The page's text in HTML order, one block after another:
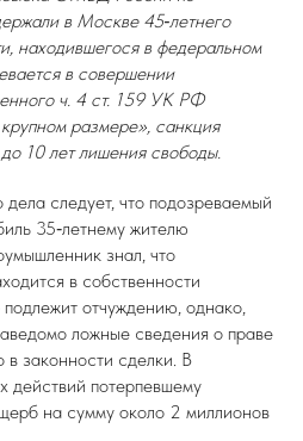
в Москве 45‑летнего
находившегося в федеральном
в совершении
ч. 4 ст. 159 УК РФ
размере», санкция
10 лет лишения свободы.
следует, что подозреваемый
35‑летнему жителю
знал, что
в собственности
отчуждению, однако,
ложные сведения о праве
в законности сделки. В
действий потерпевшему
на сумму около 2 миллионов